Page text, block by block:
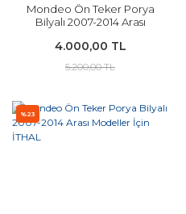
Mondeo Ön Teker Porya
Bilyalı 2007-2014 Arası
4.000,00 TL
5.200,00 TL
%23